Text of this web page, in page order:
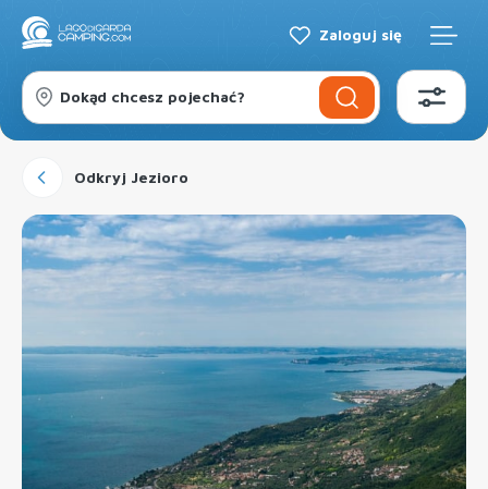
Zaloguj się
Dokąd chcesz pojechać?
Odkryj Jezioro